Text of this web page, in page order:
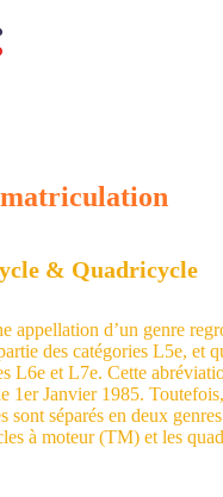
& Quadricycle
appellation d’un genre
des catégories L5e, et
L6e et L7e. Cette
1er Janvier 1985.
sont séparés en deux
à moteur (TM) et les